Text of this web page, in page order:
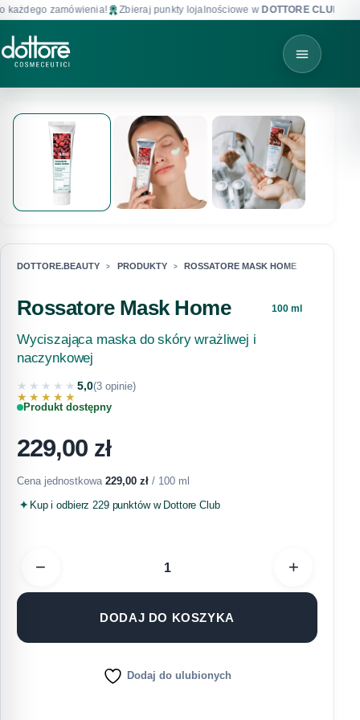
zamówienia! Zbieraj punkty lojalnościowe wDOTTORE CLUB!
DOTTORE.BEAUTY PRODUKTY ROSSATORE MASK HOME
Rossatore Mask Home 100 ml
Wyciszająca maska do skóry wrażliwej i
naczynkowej
★★★★★
★★★★★
5,0(3 opinie)
Produkt dostępny
229,00 zł
Cena jednostkowa 229,00 zł / 100 ml
Kup i odbierz 229 punktów w Dottore Club
− +
DODAJ DO KOSZYKA
Dodaj do ulubionych